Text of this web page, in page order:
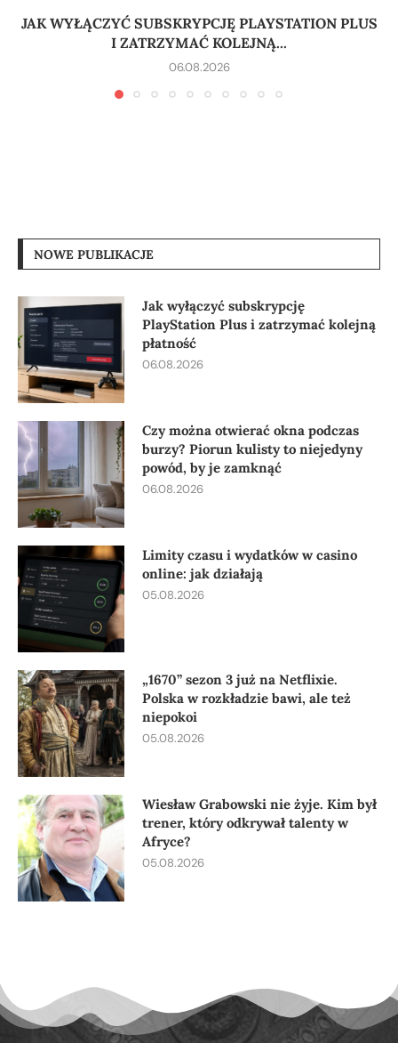
JAK WYŁĄCZYĆ SUBSKRYPCJĘ PLAYSTATION PLUS
I ZATRZYMAĆ KOLEJNĄ...
06.08.2026
NOWE PUBLIKACJE
Jak wyłączyć subskrypcję
PlayStation Plus i zatrzymać kolejną
płatność
06.08.2026
Czy można otwierać okna podczas
burzy? Piorun kulisty to niejedyny
powód, by je zamknąć
06.08.2026
Limity czasu i wydatków w casino
online: jak działają
05.08.2026
„1670” sezon 3 już na Netflixie.
Polska w rozkładzie bawi, ale też
niepokoi
05.08.2026
Wiesław Grabowski nie żyje. Kim był
trener, który odkrywał talenty w
Afryce?
05.08.2026